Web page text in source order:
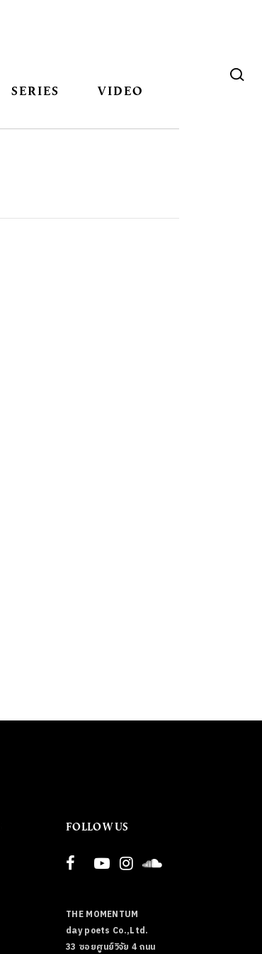
SERIES VIDEO
FOLLOW US
THE MOMENTUM
day poets Co.,Ltd.
33 ซอยศูนย์วิจัย 4 ถนน